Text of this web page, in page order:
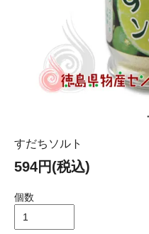
すだちソルト
594円(税込)
個数